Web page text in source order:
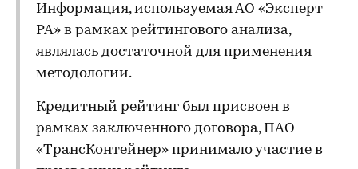
Информация, используемая АО «Эксперт
РА» в рамках рейтингового анализа,
являлась достаточной для применения
методологии.
Кредитный рейтинг был присвоен в
рамках заключенного договора, ПАО
«ТрансКонтейнер» принимало участие в